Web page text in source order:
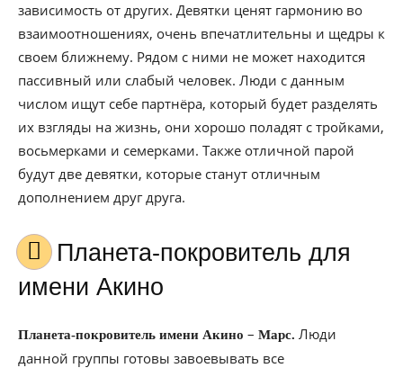
зависимость от других. Девятки ценят гармонию во
взаимоотношениях, очень впечатлительны и щедры к
своем ближнему. Рядом с ними не может находится
пассивный или слабый человек. Люди с данным
числом ищут себе партнёра, который будет разделять
их взгляды на жизнь, они хорошо поладят с тройками,
восьмерками и семерками. Также отличной парой
будут две девятки, которые станут отличным
дополнением друг друга.
Планета-покровитель для
имени Акино
Планета-покровитель имени Акино – Марс. Люди
данной группы готовы завоевывать все